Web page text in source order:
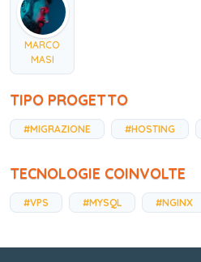
MARCO
MASI
TIPO PROGETTO
#MIGRAZIONE #HOSTING
TECNOLOGIE COINVOLTE
#VPS #MYSQL #NGINX